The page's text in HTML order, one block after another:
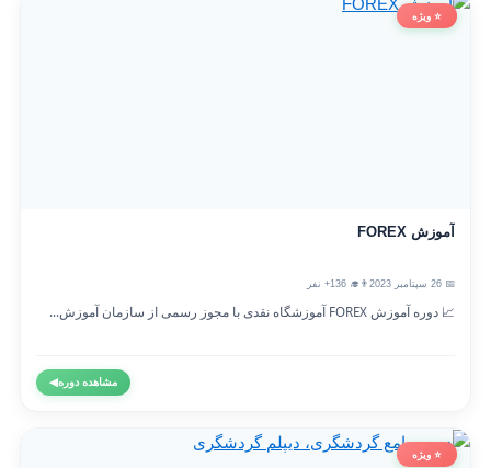
⭐ ویژه
آموزش FOREX
👨‍🎓 136+ نفر
📈 دوره آموزش FOREX آموزشگاه نقدی با مجوز رسمی از سازمان آموزش...
مشاهده دوره◀
⭐ ویژه